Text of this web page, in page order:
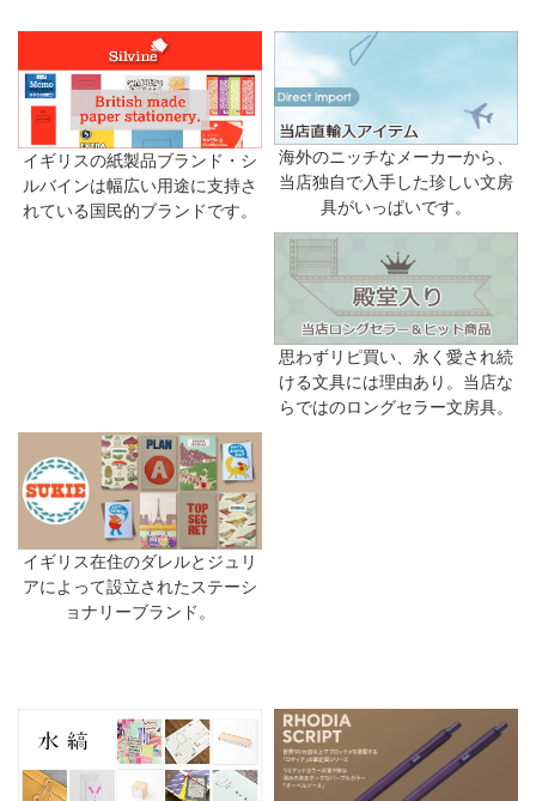
イギリスの紙製品ブランド・シ
ルバインは幅広い用途に支持さ
れている国民的ブランドです。
海外のニッチなメーカーから、
当店独自で入手した珍しい文房
具がいっぱいです。
思わずリピ買い、永く愛され続
ける文具には理由あり。当店な
らではのロングセラー文房具。
イギリス在住のダレルとジュリ
アによって設立されたステーシ
ョナリーブランド。